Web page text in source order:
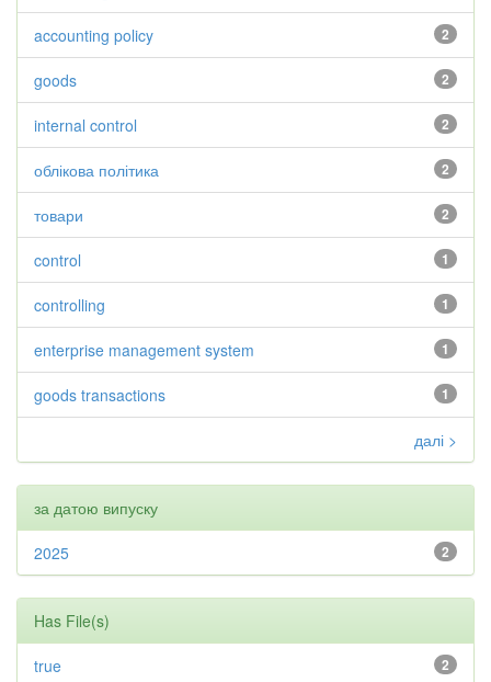
2
accounting policy
2
goods
2
internal control
2
облікова політика
2
товари
1
control
1
controlling
1
enterprise management system
1
goods transactions
далі >
за датою випуску
2
2025
Has File(s)
2
true